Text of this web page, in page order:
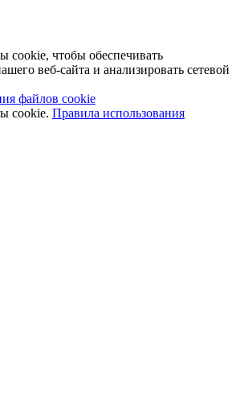
cookie, чтобы обеспечивать
веб-сайта и анализировать сетевой
файлов cookie
cookie. Правила использования